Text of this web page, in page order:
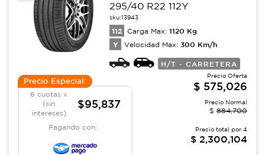
295/40 R22 112Y
sku:13943
112 Carga Max: 1120 Kg
Y Velocidad Max: 300 Km/h
H/T - CARRETERA
Precio Especial:
6 cuotas x
(sin
intereses)
$95,837
Pagando con:
Precio Oferta
$ 575,026
Precio Normal
$ 884,700
Precio total por 4
$ 2,300,104